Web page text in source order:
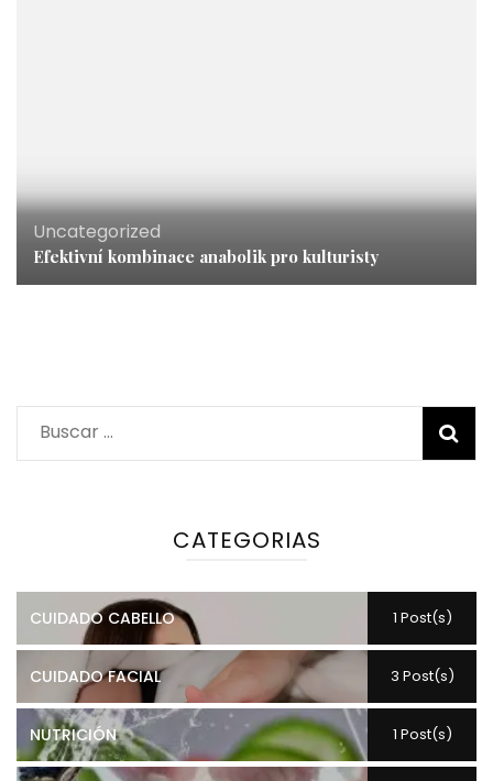
Uncategorized
Efektivní kombinace anabolik pro kulturisty
Buscar:
CATEGORIAS
CUIDADO CABELLO 1 Post(s)
CUIDADO FACIAL 3 Post(s)
NUTRICIÓN 1 Post(s)